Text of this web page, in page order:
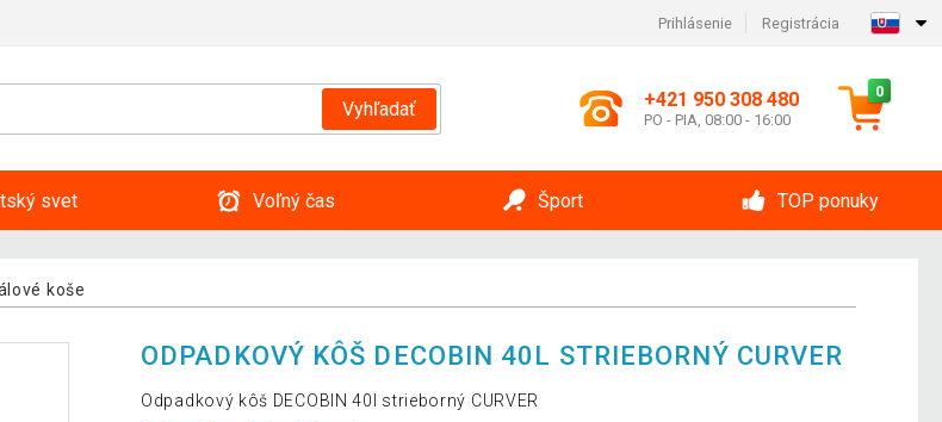
Prihlásenie Registrácia
Vyhľadať +421 950 308 480
PO - PIA, 08:00 - 16:00
0
svet Voľný čas Šport TOP ponuky
koše
ODPADKOVÝ KÔŠ DECOBIN 40L STRIEBORNÝ CURVER
Odpadkový kôš DECOBIN 40l strieborný CURVER